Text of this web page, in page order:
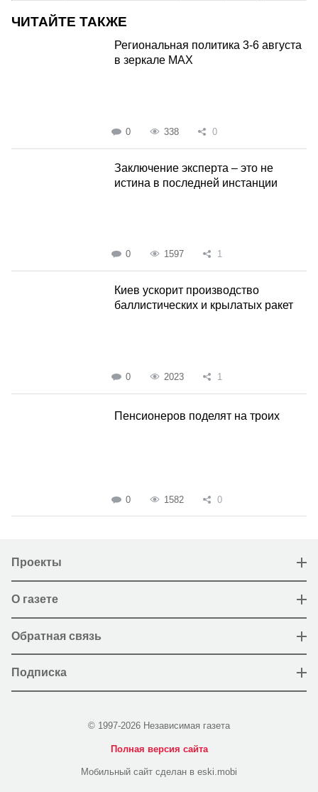
ЧИТАЙТЕ ТАКЖЕ
Региональная политика 3-6 августа
в зеркале MAX
0 338 0
Заключение эксперта – это не
истина в последней инстанции
0 1597 1
Киев ускорит производство
баллистических и крылатых ракет
0 2023 1
Пенсионеров поделят на троих
0 1582 0
Проекты
О газете
Обратная связь
Подписка
© 1997-2026 Независимая газета
Полная версия сайта
Мобильный сайт сделан в eski.mobi